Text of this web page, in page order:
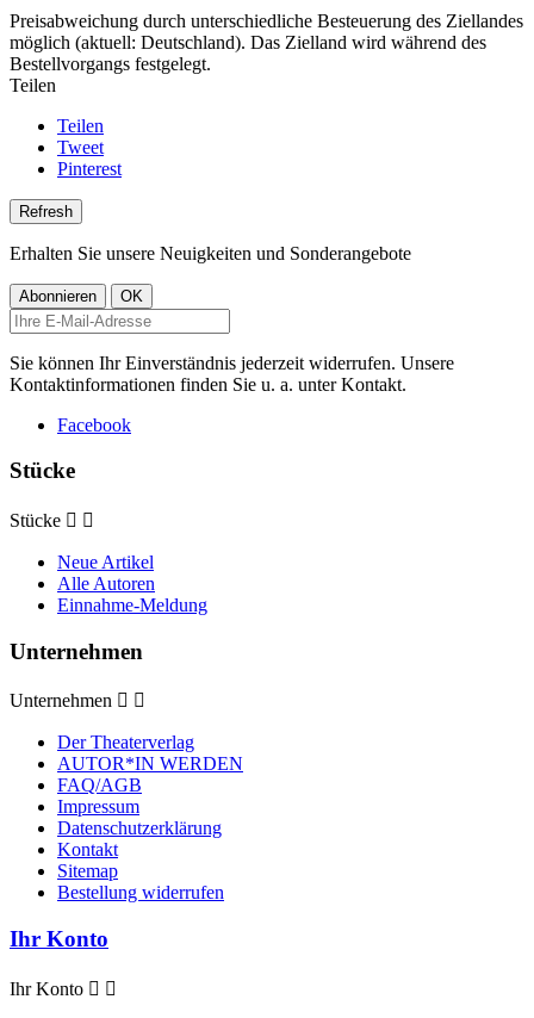
Preisabweichung durch unterschiedliche Besteuerung des Ziellandes
möglich (aktuell: Deutschland). Das Zielland wird während des
Bestellvorgangs festgelegt.
Teilen
Teilen
Tweet
Pinterest
Erhalten Sie unsere Neuigkeiten und Sonderangebote
Sie können Ihr Einverständnis jederzeit widerrufen. Unsere
Kontaktinformationen finden Sie u. a. unter Kontakt.
Facebook
Stücke
Stücke  
Neue Artikel
Alle Autoren
Einnahme-Meldung
Unternehmen
Unternehmen  
Der Theaterverlag
AUTOR*IN WERDEN
FAQ/AGB
Impressum
Datenschutzerklärung
Kontakt
Sitemap
Bestellung widerrufen
Ihr Konto
Ihr Konto  